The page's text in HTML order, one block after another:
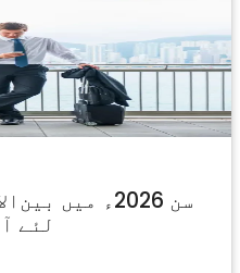
سن 2026ء میں
لئے